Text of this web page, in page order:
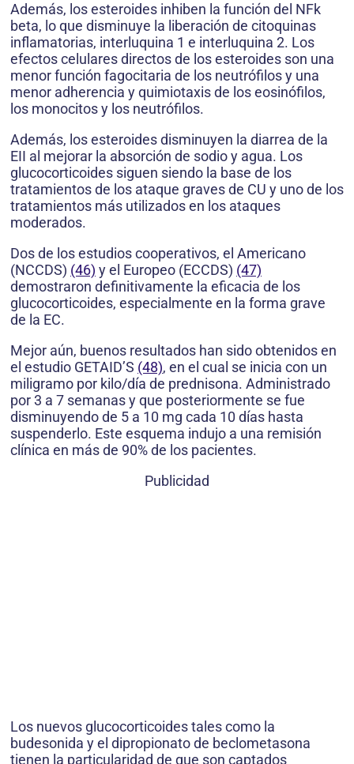
Además, los esteroides inhiben la función del NFk
beta, lo que disminuye la liberación de citoquinas
inflamatorias, interluquina 1 e interluquina 2. Los
efectos celulares directos de los esteroides son una
menor función fagocitaria de los neutrófilos y una
menor adherencia y quimiotaxis de los eosinófilos,
los monocitos y los neutrófilos.
Además, los esteroides disminuyen la diarrea de la
EII al mejorar la absorción de sodio y agua. Los
glucocorticoides siguen siendo la base de los
tratamientos de los ataque graves de CU y uno de los
tratamientos más utilizados en los ataques
moderados.
Dos de los estudios cooperativos, el Americano
(NCCDS) (46) y el Europeo (ECCDS) (47)
demostraron definitivamente la eficacia de los
glucocorticoides, especialmente en la forma grave
de la EC.
Mejor aún, buenos resultados han sido obtenidos en
el estudio GETAID’S (48), en el cual se inicia con un
miligramo por kilo/día de prednisona. Administrado
por 3 a 7 semanas y que posteriormente se fue
disminuyendo de 5 a 10 mg cada 10 días hasta
suspenderlo. Este esquema indujo a una remisión
clínica en más de 90% de los pacientes.
Publicidad
Los nuevos glucocorticoides tales como la
budesonida y el dipropionato de beclometasona
tienen la particularidad de que son captados